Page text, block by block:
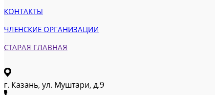
КОНТАКТЫ
ЧЛЕНСКИЕ ОРГАНИЗАЦИИ
СТАРАЯ ГЛАВНАЯ
г. Казань, ул. Муштари, д.9